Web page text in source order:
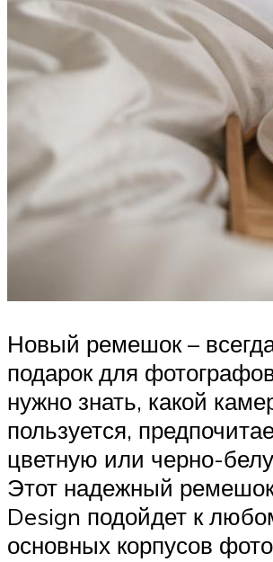
Новый ремешок –
подарок для
нужно знать, какой
пользуется,
цветную или черно-
Этот надежный
Design подойдет к
основных корпусов